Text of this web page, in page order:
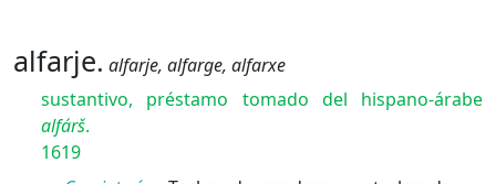
alfarje. alfarje, alfarge, alfarxe
sustantivo, préstamo tomado del hispano-árabe
alfárš.
1619